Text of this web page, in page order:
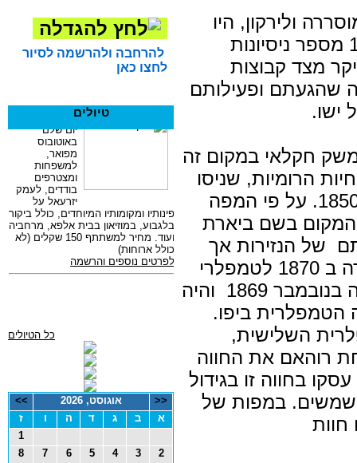
ולירקון, היו
במחצית השנייה של המאה ה-19 מספר ניסיונות
מצד קבוצות
שהגעתם ופעילותם
ישו.
חקלאי במקום זה
הרומיות, שניסו
לפעול ולהתיישב במקום לאחר 1850. על פי המפה
מ 1878 נקרא המקום בשם ביארת
של הנזירות אך
ידוע לפי המחקר, שחווה זו נמכרה ב 1870 לטמפלרי
קונראד רוהאם שהגיע לפלסטינה בנובמבר 1869 והיה
הטמפלרית ביפו.
השלישית,
רוהאם את החווה
הידוע עסקו בחווה זו בגידול
במפות של
להרחבה ולהרשמה לסיור
לחצו כאן
טיולים
כל הטיולים
<< אוגוסט, 2026
>>
א
ב ג ד ה ו
ז
1
2
3
4
5
6
7
8